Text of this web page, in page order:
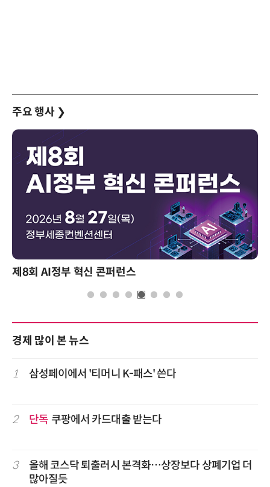
주요 행사 ❯
성과를 만드는 AI 에이전트 운영 전략 및 사례
경제 많이 본 뉴스
1 삼성페이에서 '티머니 K-패스' 쓴다
2 단독 쿠팡에서 카드대출 받는다
3
올해 코스닥 퇴출러시 본격화…상장보다 상폐기업 더
많아질듯